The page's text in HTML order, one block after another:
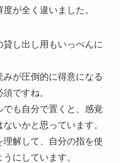
が全く違いました。
し出し用もいっぺんに
が圧倒的に得意になる
ですね。
も自分で置くと、感覚
いかと思っています。
解して、自分の指を使
にしています。